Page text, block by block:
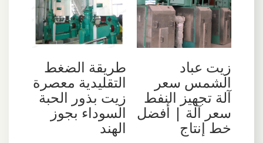
زيت عباد
الشمس سعر
آلة تجهيز النفط
سعر آلة | أفضل
خط إنتاج
طريقة الضغط
التقليدية معصرة
زيت بذور الحبة
السوداء بجوز
الهند